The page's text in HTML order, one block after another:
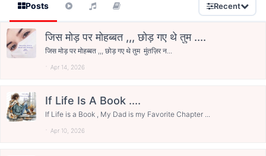
Posts Recent
जिस मोड़ पर मोहब्बत ,,, छोड़ गए थे तुम ....
जिस मोड़ पर मोहब्बत ,,, छोड़ गए थे तुम मुंतज़िर न...
Apr 14, 2026
If Life Is A Book ....
If Life is a Book , My Dad is my Favorite Chapter ...
Apr 10, 2026